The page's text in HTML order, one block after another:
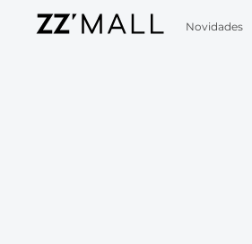
Novidades